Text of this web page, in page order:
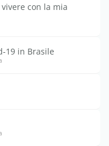
con la mia
19 in Brasile